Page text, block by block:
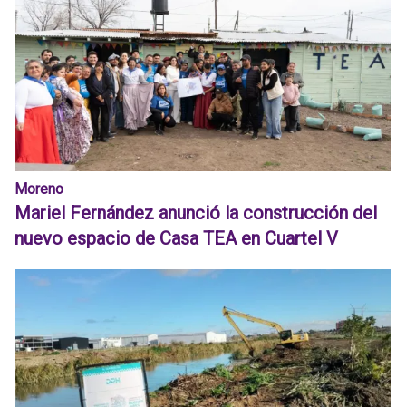
Moreno
Mariel Fernández anunció la construcción del
nuevo espacio de Casa TEA en Cuartel V